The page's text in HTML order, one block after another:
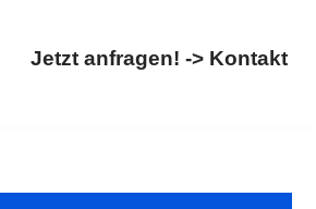
Jetzt anfragen! -> Kontakt